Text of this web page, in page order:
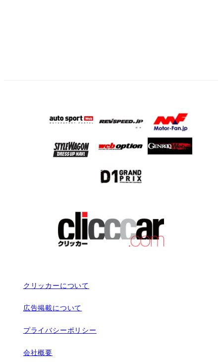
クリッカーについて
広告掲載について
プライバシーポリシー
会社概要